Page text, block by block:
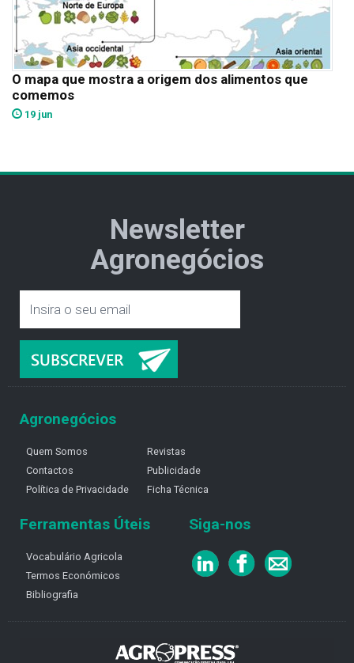
O mapa que mostra a origem dos alimentos que
comemos
19 jun
Newsletter
Agronegócios
Agronegócios
Quem Somos
Contactos
Política de Privacidade
Revistas
Publicidade
Ficha Técnica
Ferramentas Úteis
Vocabulário Agricola
Termos Económicos
Bibliografia
Siga-nos